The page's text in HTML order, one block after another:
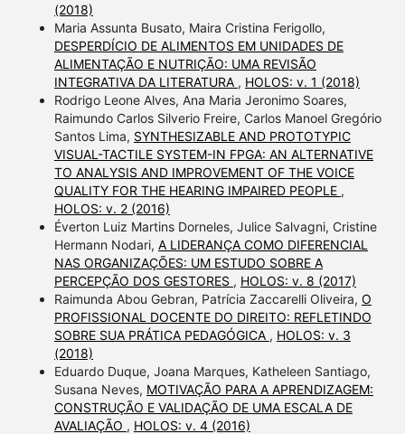
(2018)
Maria Assunta Busato, Maira Cristina Ferigollo,
DESPERDÍCIO DE ALIMENTOS EM UNIDADES DE
ALIMENTAÇÃO E NUTRIÇÃO: UMA REVISÃO
INTEGRATIVA DA LITERATURA , HOLOS: v. 1 (2018)
Rodrigo Leone Alves, Ana Maria Jeronimo Soares,
Raimundo Carlos Silverio Freire, Carlos Manoel Gregório
Santos Lima, SYNTHESIZABLE AND PROTOTYPIC
VISUAL-TACTILE SYSTEM-IN FPGA: AN ALTERNATIVE
TO ANALYSIS AND IMPROVEMENT OF THE VOICE
QUALITY FOR THE HEARING IMPAIRED PEOPLE ,
HOLOS: v. 2 (2016)
Éverton Luiz Martins Dorneles, Julice Salvagni, Cristine
Hermann Nodari, A LIDERANÇA COMO DIFERENCIAL
NAS ORGANIZAÇÕES: UM ESTUDO SOBRE A
PERCEPÇÃO DOS GESTORES , HOLOS: v. 8 (2017)
Raimunda Abou Gebran, Patrícia Zaccarelli Oliveira, O
PROFISSIONAL DOCENTE DO DIREITO: REFLETINDO
SOBRE SUA PRÁTICA PEDAGÓGICA , HOLOS: v. 3
(2018)
Eduardo Duque, Joana Marques, Katheleen Santiago,
Susana Neves, MOTIVAÇÃO PARA A APRENDIZAGEM:
CONSTRUÇÃO E VALIDAÇÃO DE UMA ESCALA DE
AVALIAÇÃO , HOLOS: v. 4 (2016)